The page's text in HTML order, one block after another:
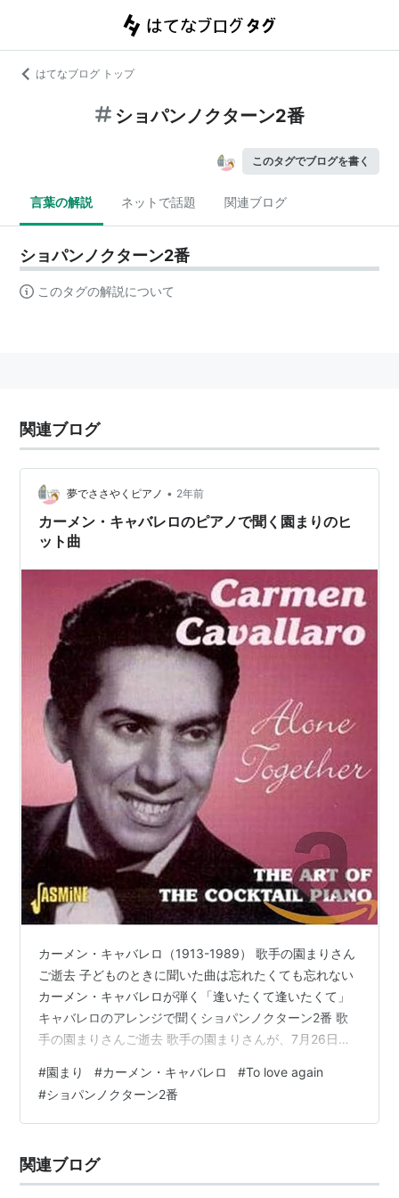
はてなブログ トップ
ショパンノクターン2番
このタグでブログを書く
言葉の解説 ネットで話題 関連ブログ
ショパンノクターン2番
このタグの解説について
関連ブログ
夢でささやくピアノ • 2年前
カーメン・キャバレロのピアノで聞く園まりのヒ
ット曲
カーメン・キャバレロ（1913-1989） 歌手の園まりさん
ご逝去 子どものときに聞いた曲は忘れたくても忘れない
カーメン・キャバレロが弾く「逢いたくて逢いたくて」
キャバレロのアレンジで聞くショパンノクターン2番 歌
手の園まりさんご逝去 歌手の園まりさんが、7月26日に
も紹介された。 園まりさんといえば、中尾ミエさん、伊
東ゆかりさんとともに、３人娘のメンバーとして今のア
イドル的存在だったが、そのことをリアルタイムで知っ
う。 この3人娘で私がいちばん好きだったのは中尾ミエ
さんだった。 声にパンチ…
#園まり #カーメン・キャバレロ #To love again
#ショパンノクターン2番
関連ブログ